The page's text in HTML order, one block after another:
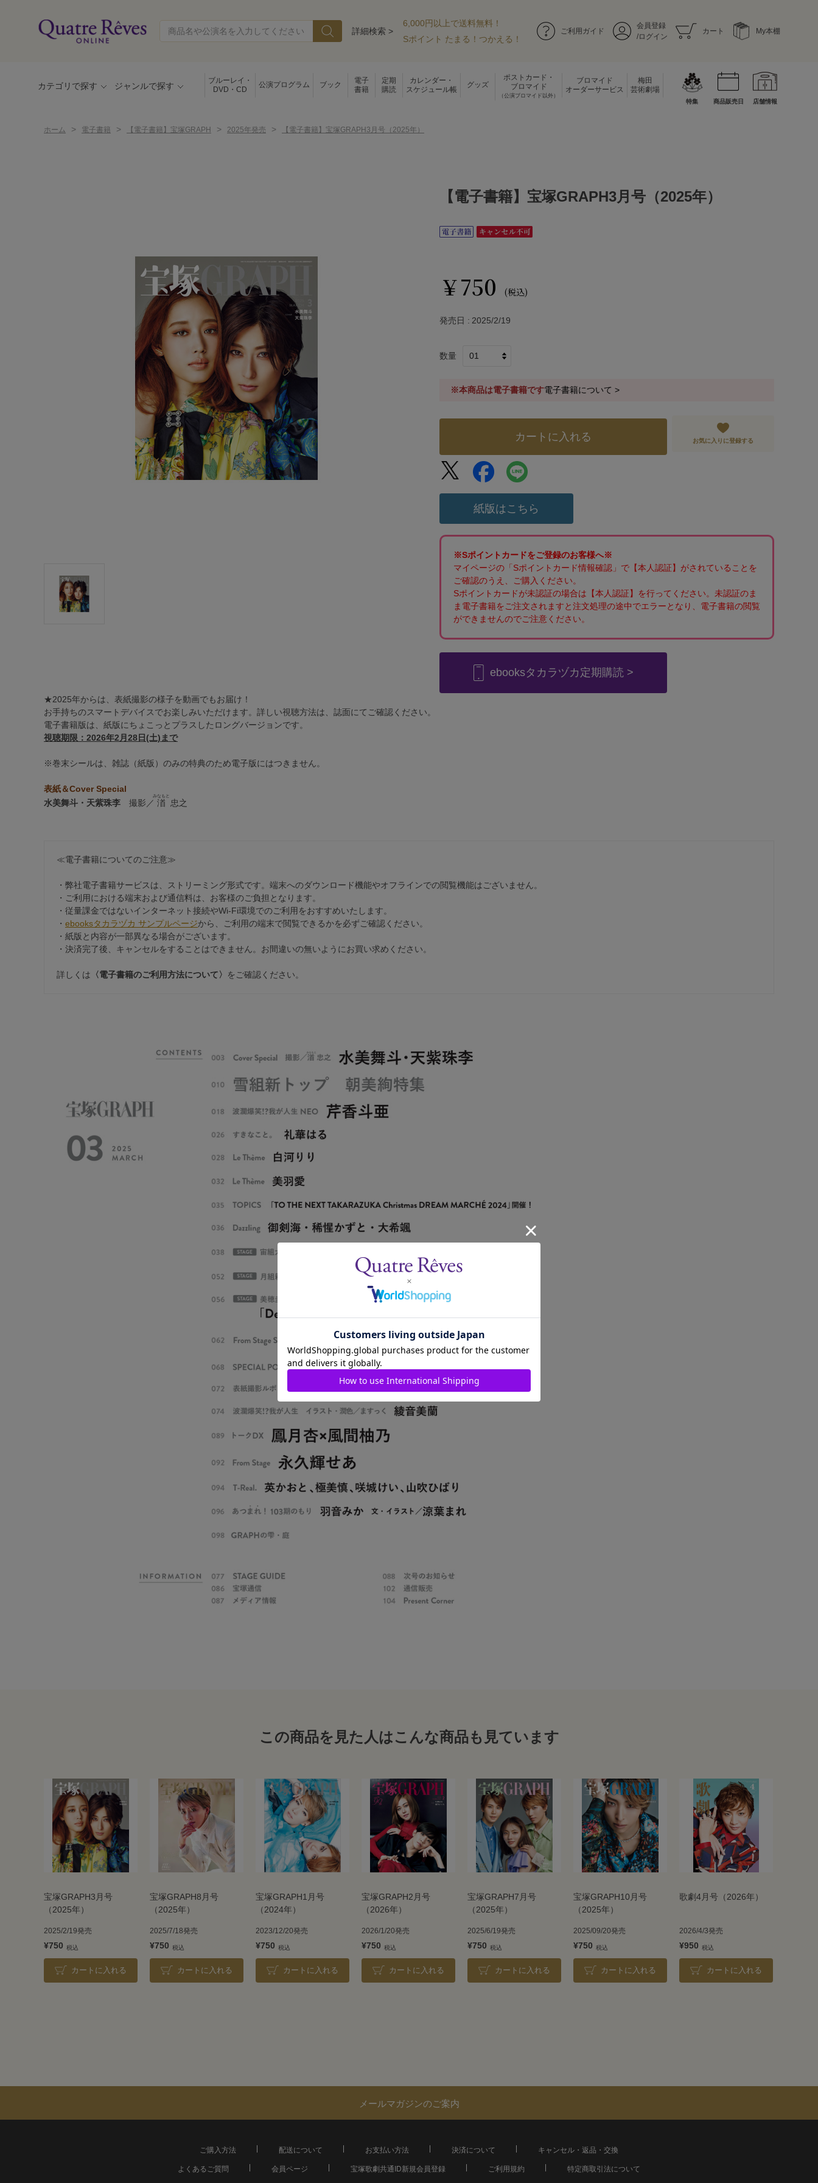
詳細検索 >
6,000円以上で送料無料！
Sポイント たまる！つかえる！
ご利用ガイド
会員登録
/ログイン
カート My本棚
カテゴリで探す ジャンルで探す
ブルーレイ・
DVD・CD
公演プログラム ブック
電子
書籍
定期
購読
カレンダー・
スケジュール帳
グッズ
ポストカード・
ブロマイド
（公演ブロマイド以外）
ブロマイド
オーダーサービス
梅田
芸術劇場
特集 商品販売日 店舗情報
ホーム > 電子書籍 > 【電子書籍】宝塚GRAPH > 2025年発売 > 【電子書籍】宝塚GRAPH3月号（2025年）
★2025年からは、表紙撮影の様子を動画でもお届け！
お手持ちのスマートデバイスでお楽しみいただけます。詳しい視聴方法は、誌面にてご確認ください。
電子書籍版は、紙版にちょこっとプラスしたロングバージョンです。
視聴期限：2026年2月28日(土)まで
※巻末シールは、雑誌（紙版）のみの特典のため電子版にはつきません。
表紙＆Cover Special
水美舞斗・天紫珠李 撮影／ 渞
みなもと
忠之
≪電子書籍についてのご注意≫
・弊社電子書籍サービスは、ストリーミング形式です。端末へのダウンロード機能やオフラインでの閲覧機能はございません。
・ご利用における端末および通信料は、お客様のご負担となります。
・従量課金ではないインターネット接続やWi-Fi環境でのご利用をおすすめいたします。
・ ebooksタカラヅカ サンプルページから、ご利用の端末で閲覧できるかを必ずご確認ください。
・紙版と内容が一部異なる場合がございます。
・決済完了後、キャンセルをすることはできません。お間違いの無いようにお買い求めください。
詳しくは 〈電子書籍のご利用方法について〉 をご確認ください。
【電子書籍】宝塚GRAPH3月号（2025年）
￥750 (税込)
発売日 2025/2/19
数量
※本商品は電子書籍です電子書籍について >
カートに入れる お気に入りに登録する
紙版はこちら
※Sポイントカードをご登録のお客様へ※
マイページの「Sポイントカード情報確認」で【本人認証】がされていることを
ご確認のうえ、ご購入ください。
Sポイントカードが未認証の場合は【本人認証】を行ってください。未認証のま
ま電子書籍をご注文されますと注文処理の途中でエラーとなり、電子書籍の閲覧
ができませんのでご注意ください。
ebooksタカラヅカ定期購読 >
この商品を見た人はこんな商品も見ています
宝塚GRAPH3月号
（2025年）
2025/2/19発売
¥750
カートに入れる
宝塚GRAPH8月号
（2025年）
2025/7/18発売
¥750
カートに入れる
宝塚GRAPH1月号
（2024年）
2023/12/20発売
¥750
カートに入れる
宝塚GRAPH2月号
（2026年）
2026/1/20発売
¥750
カートに入れる
宝塚GRAPH7月号
（2025年）
2025/6/19発売
¥750
カートに入れる
宝塚GRAPH10月号
（2025年）
2025/09/20発売
¥750
カートに入れる
歌劇4月号（2026年）
2026/4/3発売
¥950
カートに入れる
メールマガジンのご案内
ご購入方法 配送について お支払い方法 決済について
キャンセル・返品・交換
よくあるご質問
会員ページ 宝塚歌劇共通ID新規会員登録 ご利用規約 特定商取引法について